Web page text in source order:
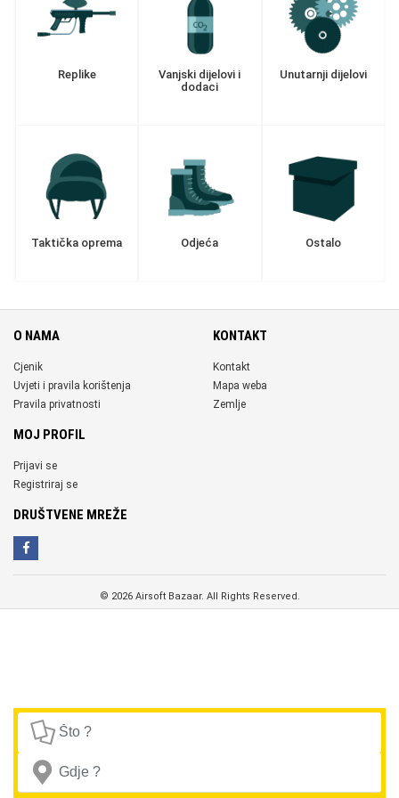
Replike
Vanjski dijelovi i
dodaci
Unutarnji dijelovi
Taktička oprema Odjeća Ostalo
O NAMA
Cjenik
Uvjeti i pravila korištenja
Pravila privatnosti
KONTAKT
Kontakt
Mapa weba
Zemlje
MOJ PROFIL
Prijavi se
Registriraj se
DRUŠTVENE MREŽE
© 2026 Airsoft Bazaar. All Rights Reserved.